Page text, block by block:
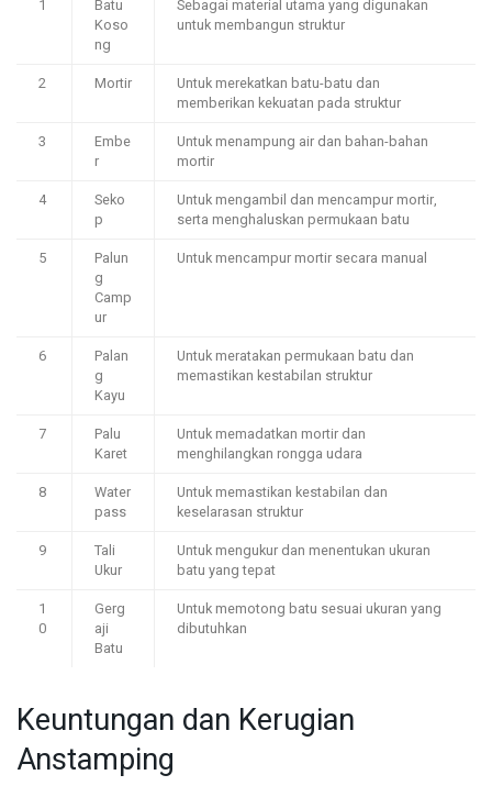
1
Batu
Koso
ng
Sebagai material utama yang digunakan
untuk membangun struktur
2 Mortir
Untuk merekatkan batu-batu dan
memberikan kekuatan pada struktur
3
Embe
r
Untuk menampung air dan bahan-bahan
mortir
4
Seko
p
Untuk mengambil dan mencampur mortir,
serta menghaluskan permukaan batu
5
Palun
g
Camp
ur
Untuk mencampur mortir secara manual
6
Palan
g
Kayu
Untuk meratakan permukaan batu dan
memastikan kestabilan struktur
7
Palu
Karet
Untuk memadatkan mortir dan
menghilangkan rongga udara
8
Water
pass
Untuk memastikan kestabilan dan
keselarasan struktur
9
Tali
Ukur
Untuk mengukur dan menentukan ukuran
batu yang tepat
1
0
Gerg
aji
Batu
Untuk memotong batu sesuai ukuran yang
dibutuhkan
Keuntungan dan Kerugian
Anstamping